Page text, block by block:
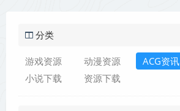
分类
游戏资源 动漫资源 ACG资讯
小说下载
资源下载